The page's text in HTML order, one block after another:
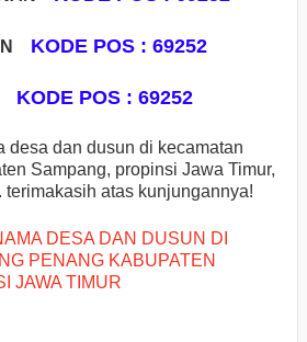
KODE POS : 69252
KODE POS : 69252
desa dan dusun di kecamatan
Sampang, propinsi Jawa Timur,
terimakasih atas kunjungannya!
DESA DAN DUSUN DI
PENANG KABUPATEN
JAWA TIMUR